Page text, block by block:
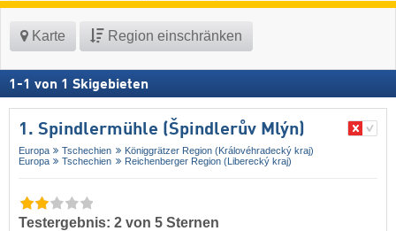
Karte Region einschränken
1 -1 von 1 Skigebieten
1. Spindlermühle (Špindlerův Mlýn)
Europa Tschechien
Königgrätzer Region (Královéhradecký kraj)
Europa
Tschechien Reichenberger Region (Liberecký kraj)
Testergebnis: 2 von 5 Sternen